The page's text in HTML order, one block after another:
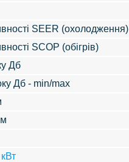
SEER (охолодження)
SCOP (обігрів)
Дб
Дб - min/max